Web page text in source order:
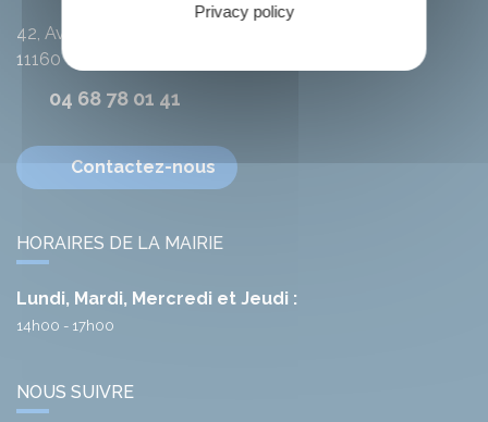
42, Avenue de l'Argent-Double
11160Citou
04 68 78 01 41
Contactez-nous
HORAIRES DE LA MAIRIE
Lundi, Mardi, Mercredi et Jeudi :
14h00 - 17h00
NOUS SUIVRE
Privacy policy